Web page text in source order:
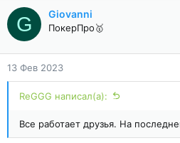
G Giovanni
ПокерПро🥇
13 Фев 2023
ReGGG написал(а):
Все работает друзья. На